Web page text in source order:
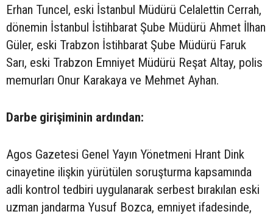
Erhan Tuncel, eski İstanbul Müdürü Celalettin Cerrah,
dönemin İstanbul İstihbarat Şube Müdürü Ahmet İlhan
Güler, eski Trabzon İstihbarat Şube Müdürü Faruk
Sarı, eski Trabzon Emniyet Müdürü Reşat Altay, polis
memurları Onur Karakaya ve Mehmet Ayhan.
Darbe girişiminin ardından:
Agos Gazetesi Genel Yayın Yönetmeni Hrant Dink
cinayetine ilişkin yürütülen soruşturma kapsamında
adli kontrol tedbiri uygulanarak serbest bırakılan eski
uzman jandarma Yusuf Bozca, emniyet ifadesinde,